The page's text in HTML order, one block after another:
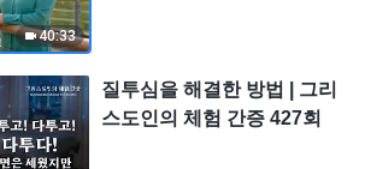
40:33
질투심을 해결한 방법 | 그리
스도인의 체험 간증 427회